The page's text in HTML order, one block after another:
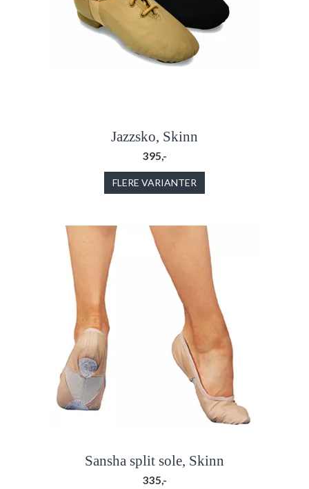
Jazzsko, Skinn
395,-
FLERE VARIANTER
Sansha split sole, Skinn
335,-